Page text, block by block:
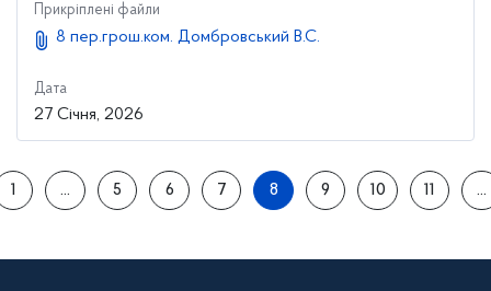
Прикріплені файли
8 пер.грош.ком. Домбровський В.С.
Дата
27 Січня, 2026
1 … 5 6 7 8 9 10 11 …